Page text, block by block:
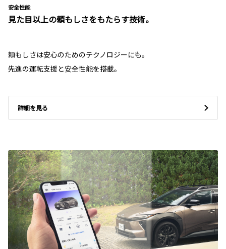
安全性能
見た目以上の頼もしさをもたらす技術。
頼もしさは安心のためのテクノロジーにも。
先進の運転支援と安全性能を搭載。
詳細を見る